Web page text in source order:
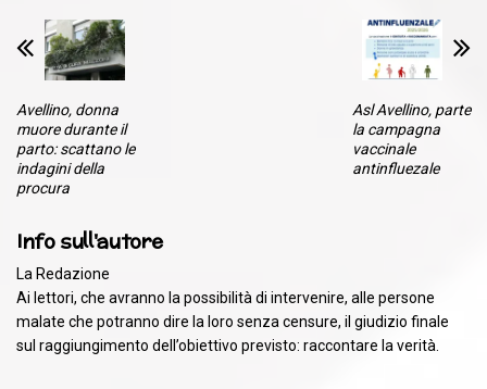
Avellino, donna
muore durante il
parto: scattano le
indagini della
procura
Asl Avellino, parte
la campagna
vaccinale
antinfluezale
Info sull'autore
La Redazione
Ai lettori, che avranno la possibilità di intervenire, alle persone
malate che potranno dire la loro senza censure, il giudizio finale
sul raggiungimento dell’obiettivo previsto: raccontare la verità.